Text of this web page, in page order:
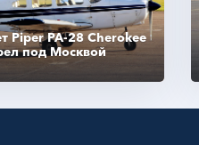
Piper PA-28 Cherokee
под Москвой